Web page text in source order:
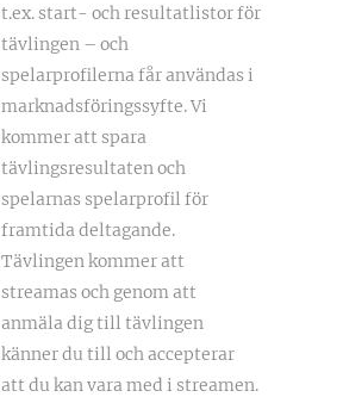
t.ex. start- och resultatlistor för
tävlingen – och
spelarprofilerna får användas i
marknadsföringssyfte. Vi
kommer att spara
tävlingsresultaten och
spelarnas spelarprofil för
framtida deltagande.
Tävlingen kommer att
streamas och genom att
anmäla dig till tävlingen
känner du till och accepterar
att du kan vara med i streamen.